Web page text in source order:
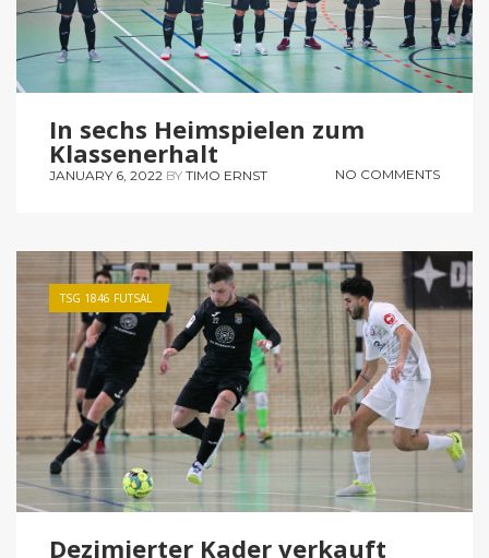
In sechs Heimspielen zum
Klassenerhalt
JANUARY 6, 2022 BY TIMO ERNST NO COMMENTS
TSG 1846 FUTSAL
Dezimierter Kader verkauft